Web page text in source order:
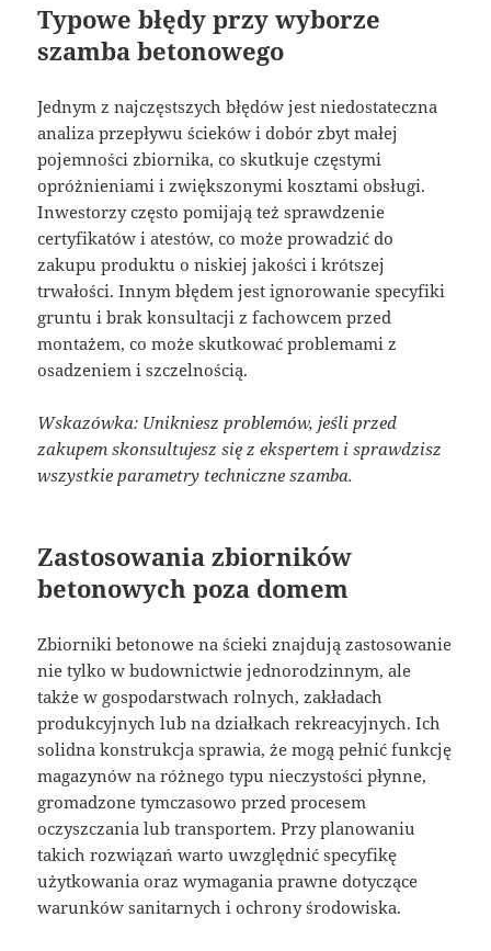
Typowe błędy przy wyborze
szamba betonowego
Jednym z najczęstszych błędów jest niedostateczna
analiza przepływu ścieków i dobór zbyt małej
pojemności zbiornika, co skutkuje częstymi
opróżnieniami i zwiększonymi kosztami obsługi.
Inwestorzy często pomijają też sprawdzenie
certyfikatów i atestów, co może prowadzić do
zakupu produktu o niskiej jakości i krótszej
trwałości. Innym błędem jest ignorowanie specyfiki
gruntu i brak konsultacji z fachowcem przed
montażem, co może skutkować problemami z
osadzeniem i szczelnością.
Wskazówka: Unikniesz problemów, jeśli przed
zakupem skonsultujesz się z ekspertem i sprawdzisz
wszystkie parametry techniczne szamba.
Zastosowania zbiorników
betonowych poza domem
Zbiorniki betonowe na ścieki znajdują zastosowanie
nie tylko w budownictwie jednorodzinnym, ale
także w gospodarstwach rolnych, zakładach
produkcyjnych lub na działkach rekreacyjnych. Ich
solidna konstrukcja sprawia, że mogą pełnić funkcję
magazynów na różnego typu nieczystości płynne,
gromadzone tymczasowo przed procesem
oczyszczania lub transportem. Przy planowaniu
takich rozwiązań warto uwzględnić specyfikę
użytkowania oraz wymagania prawne dotyczące
warunków sanitarnych i ochrony środowiska.